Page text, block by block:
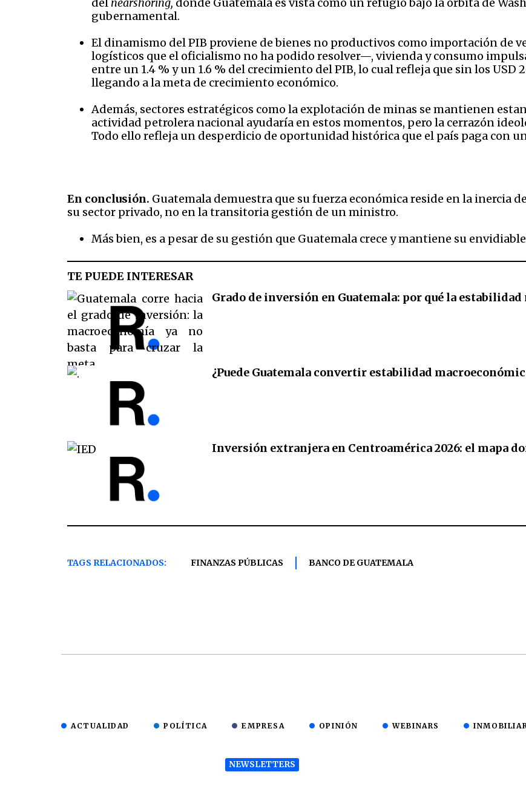
gubernamental.
El dinamismo del PIB proviene de bienes no productivos como importación de
logísticos que el oficialismo no ha podido resolver—, vivienda y consumo
entre un 1.4 % y un 1.6 % del crecimiento del PIB, lo cual refleja que sin los USD
llegando a la meta de crecimiento económico.
Además, sectores estratégicos como la explotación de minas se mantienen
actividad petrolera nacional ayudaría en estos momentos, pero la cerrazón
Todo ello refleja un desperdicio de oportunidad histórica que el país paga con
En conclusión. Guatemala demuestra que su fuerza económica reside en la inercia
su sector privado, no en la transitoria gestión de un ministro.
Más bien, es a pesar de su gestión que Guatemala crece y mantiene su
TE PUEDE INTERESAR
Grado de inversión en Guatemala: por qué la
¿Puede Guatemala convertir estabilidad
Inversión extranjera en Centroamérica 2026: el mapa
TAGS RELACIONADOS: FINANZAS PÚBLICAS BANCO DE GUATEMALA
ACTUALIDAD POLÍTICA EMPRESA OPINIÓN WEBINARS
NEWSLETTERS